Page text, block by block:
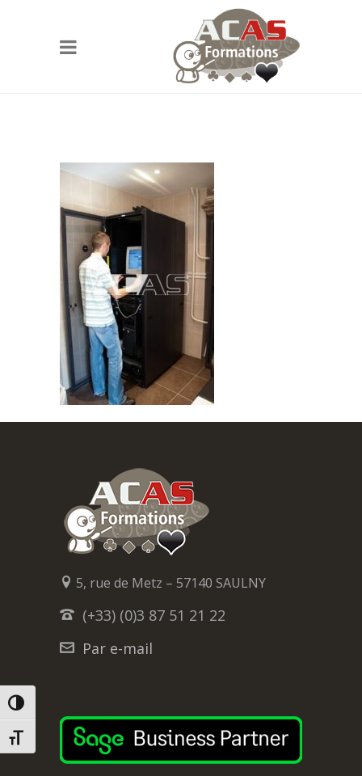
PASSER EN CONTRASTE ÉLEVÉ
CHANGER LA TAILLE DE LA POLICE
5, rue de Metz – 57140 SAULNY
(+33) (0)3 87 51 21 22
Par e-mail